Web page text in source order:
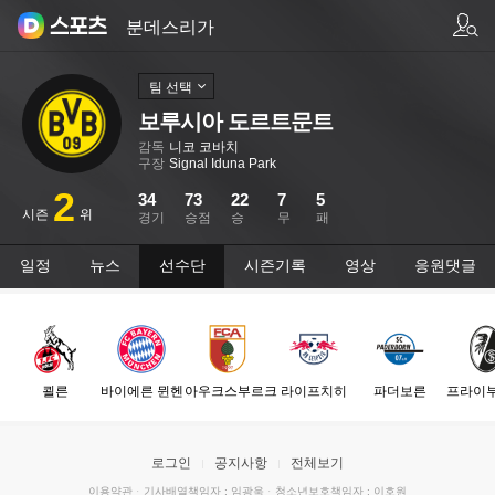
분데스리가
보루시아 도르트문트
감독 니코 코바치
구장 Signal Iduna Park
시즌 2 위 경기
34
승점
73
승
22
무
7
패
5
팀 선택
일정 뉴스 선수단 시즌기록 영상 응원댓글
쾰른 바이에른 뮌헨 아우크스부르크 라이프치히 파더보른 프라이
로그인 공지사항 전체보기
이용약관 · 기사배열책임자 : 임광욱 · 청소년보호책임자 : 이호원